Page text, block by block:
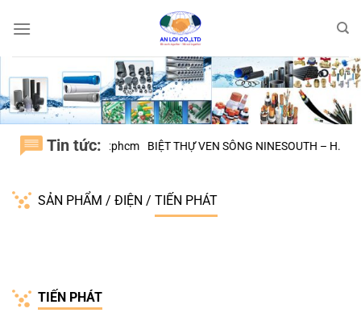
qua
Tin tức:
H.BÌNH CHÁNH tphcm BIỆT THỰ VEN SÔNG NINESOUTH – H.NHÀ
SẢN PHẨM / ĐIỆN / TIẾN PHÁT
TIẾN PHÁT